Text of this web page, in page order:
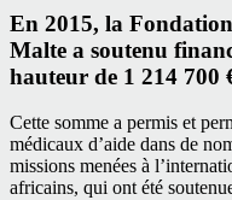
En 2015, la
Malte a soutenu
hauteur de 1 214 700
Cette somme a permis et
médicaux d’aide dans de
missions menées à
africains, qui ont été